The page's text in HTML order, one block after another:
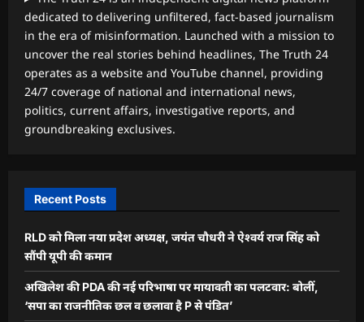
dedicated to delivering unfiltered, fact-based journalism
in the era of misinformation. Launched with a mission to
uncover the real stories behind headlines, The Truth 24
operates as a website and YouTube channel, providing
24/7 coverage of national and international news,
politics, current affairs, investigative reports, and
groundbreaking exclusives.
Recent Posts
RLD को मिला नया प्रदेश अध्यक्ष, जयंत चौधरी ने ऐश्वर्य राज सिंह को
सौंपी यूपी की कमान
अखिलेश की PDA की नई परिभाषा पर मायावती का पलटवार: बोलीं,
‘सपा का राजनीतिक छल व छलावा है P से पंडित’